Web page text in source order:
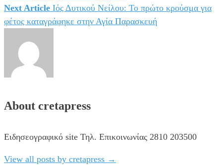
άρθρων
Next Article Ιός Δυτικού Νείλου: Το πρώτο κρούσμα για
φέτος καταγράφηκε στην Αγία Παρασκευή
About cretapress
Ειδησεογραφικό site Τηλ. Επικοινωνίας 2810 203500
View all posts by cretapress →